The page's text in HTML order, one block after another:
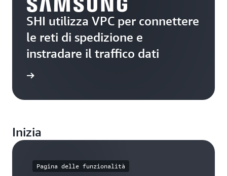
SHI utilizza VPC per connettere
le reti di spedizione e
instradare il traffico dati
Inizia
Pagina delle funzionalità